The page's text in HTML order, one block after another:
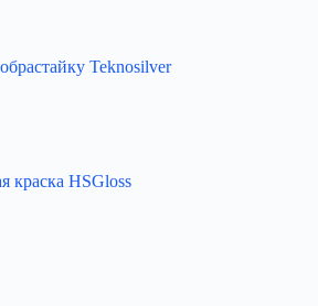
Teknosilver